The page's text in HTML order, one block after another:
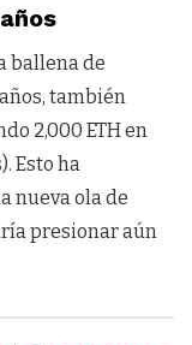
ballena de
también
2,000 ETH en
Esto ha
nueva ola de
presionar aún